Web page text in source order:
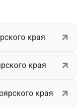
края
края
края